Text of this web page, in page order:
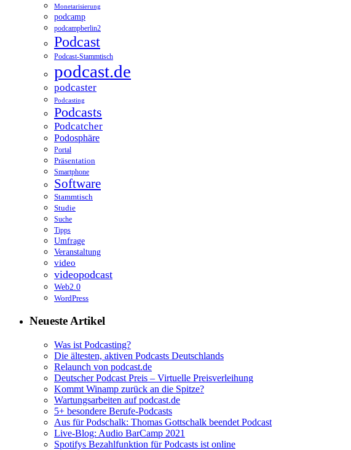
Monetarisierung
podcamp
podcampberlin2
Podcast
Podcast-Stammtisch
podcast.de
podcaster
Podcasting
Podcasts
Podcatcher
Podosphäre
Portal
Präsentation
Smartphone
Software
Stammtisch
Studie
Suche
Tipps
Umfrage
Veranstaltung
video
videopodcast
Web2.0
WordPress
Neueste Artikel
Was ist Podcasting?
Die ältesten, aktiven Podcasts Deutschlands
Relaunch von podcast.de
Deutscher Podcast Preis – Virtuelle Preisverleihung
Kommt Winamp zurück an die Spitze?
Wartungsarbeiten auf podcast.de
5+ besondere Berufe-Podcasts
Aus für Podschalk: Thomas Gottschalk beendet Podcast
Live-Blog: Audio BarCamp 2021
Spotifys Bezahlfunktion für Podcasts ist online